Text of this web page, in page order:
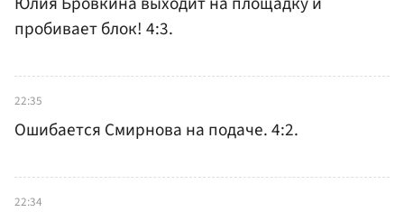
пробивает блок! 4:3.
22:35
Ошибается Смирнова на подаче. 4:2.
22:34